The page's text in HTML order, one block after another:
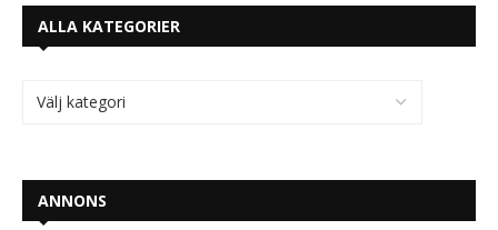
ALLA KATEGORIER
ANNONS